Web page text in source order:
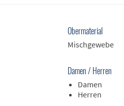
Obermaterial
Mischgewebe
Damen / Herren
Damen
Herren